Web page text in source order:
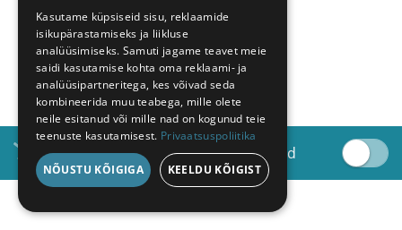
NÄITA ROHKEM
Saada minu e-postile sarnaseid töid
Kasutame küpsiseid sisu, reklaamide
isikupärastamiseks ja liikluse
analüüsimiseks. Samuti jagame teavet meie
saidi kasutamise kohta oma reklaami- ja
analüüsipartneritega, kes võivad seda
kombineerida muu teabega, mille olete
neile esitanud või mille nad on kogunud teie
teenuste kasutamisest. Privaatsuspoliitika
NÕUSTU KÕIGIGA KEELDU KÕIGIST